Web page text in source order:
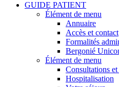
GUIDE PATIENT
Élément de menu
Annuaire
Accès et contact
Formalités
Bergonié
Élément de menu
Consultations
Hospitalisation